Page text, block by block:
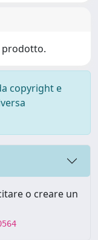
prodotto.
copyright e
o creare un